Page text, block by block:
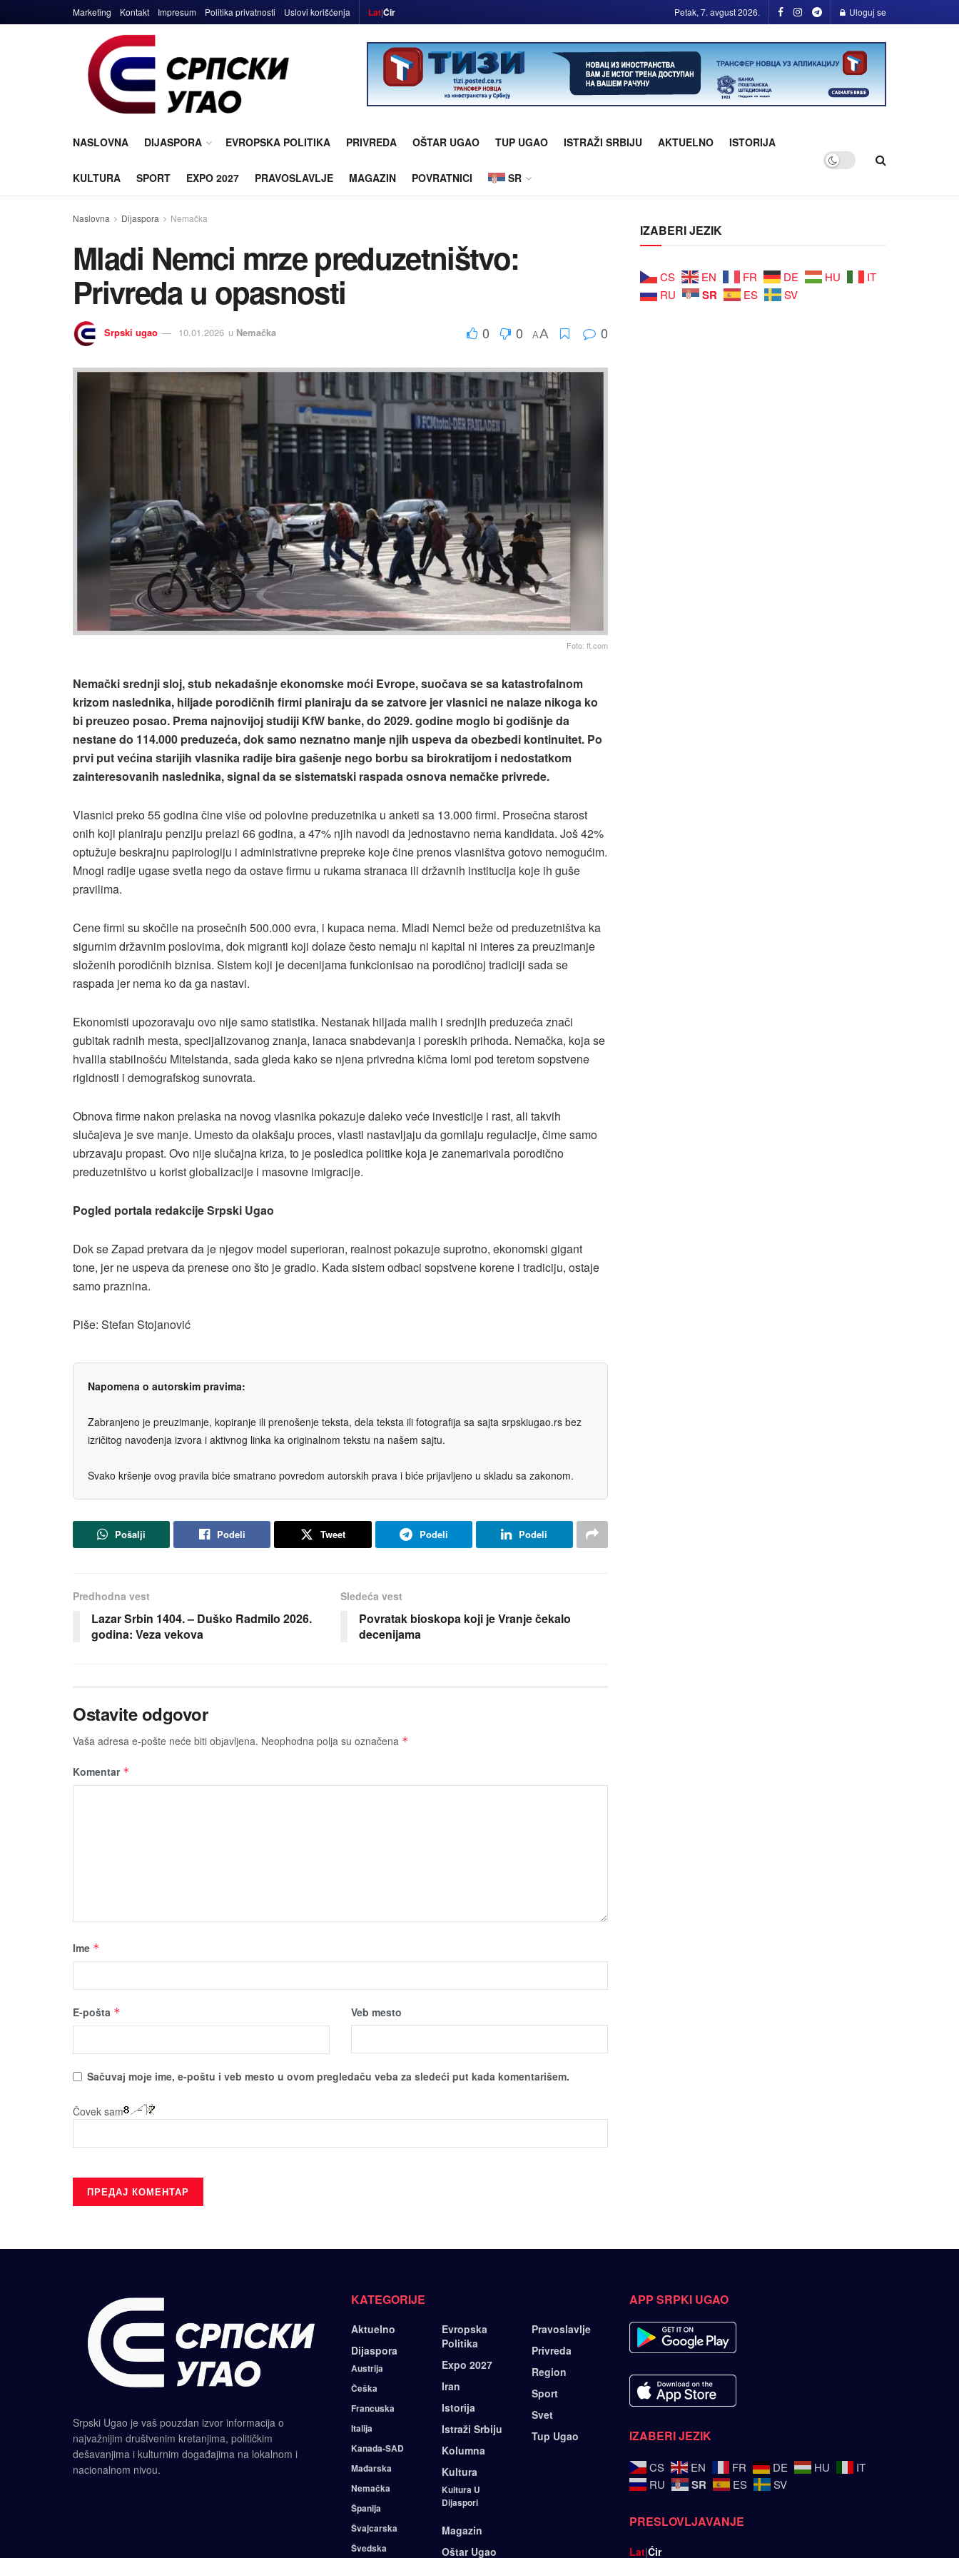
Marketing Kontakt Impresum Politika privatnosti Uslovi korišćenja Lat|Ćir Petak, 7. avgust 2026. Uloguj se
NASLOVNA DIJASPORA EVROPSKA POLITIKA PRIVREDA OŠTAR UGAO TUP UGAO ISTRAŽI SRBIJU AKTUELNO ISTORIJA
KULTURA SPORT EXPO 2027 PRAVOSLAVLJE MAGAZIN POVRATNICI SR
Naslovna Dijaspora Nemačka
Mladi Nemci mrze preduzetništvo:
Privreda u opasnosti
Srpski ugao 10.01.2026 u Nemačka 0 0 AA 0
Foto: ft.com
Nemački srednji sloj, stub nekadašnje ekonomske moći Evrope, suočava se sa katastrofalnom
krizom naslednika, hiljade porodičnih firmi planiraju da se zatvore jer vlasnici ne nalaze nikoga ko
bi preuzeo posao. Prema najnovijoj studiji KfW banke, do 2029. godine moglo bi godišnje da
nestane do 114.000 preduzeća, dok samo neznatno manje njih uspeva da obezbedi kontinuitet. Po
prvi put većina starijih vlasnika radije bira gašenje nego borbu sa birokratijom i nedostatkom
zainteresovanih naslednika, signal da se sistematski raspada osnova nemačke privrede.
Vlasnici preko 55 godina čine više od polovine preduzetnika u anketi sa 13.000 firmi. Prosečna starost
onih koji planiraju penziju prelazi 66 godina, a 47% njih navodi da jednostavno nema kandidata. Još 42%
optužuje beskrajnu papirologiju i administrativne prepreke koje čine prenos vlasništva gotovo nemogućim.
Mnogi radije ugase svetla nego da ostave firmu u rukama stranaca ili državnih institucija koje ih guše
pravilima.
Cene firmi su skočile na prosečnih 500.000 evra, i kupaca nema. Mladi Nemci beže od preduzetništva ka
sigurnim državnim poslovima, dok migranti koji dolaze često nemaju ni kapital ni interes za preuzimanje
složenih porodičnih biznisa. Sistem koji je decenijama funkcionisao na porodičnoj tradiciji sada se
raspada jer nema ko da ga nastavi.
Ekonomisti upozoravaju ovo nije samo statistika. Nestanak hiljada malih i srednjih preduzeća znači
gubitak radnih mesta, specijalizovanog znanja, lanaca snabdevanja i poreskih prihoda. Nemačka, koja se
hvalila stabilnošću Mitelstanda, sada gleda kako se njena privredna kičma lomi pod teretom sopstvene
rigidnosti i demografskog sunovrata.
Obnova firme nakon prelaska na novog vlasnika pokazuje daleko veće investicije i rast, ali takvih
slučajeva je sve manje. Umesto da olakšaju proces, vlasti nastavljaju da gomilaju regulacije, čime samo
ubrzavaju propast. Ovo nije slučajna kriza, to je posledica politike koja je zanemarivala porodično
preduzetništvo u korist globalizacije i masovne imigracije.
Pogled portala redakcije Srpski Ugao
Dok se Zapad pretvara da je njegov model superioran, realnost pokazuje suprotno, ekonomski gigant
tone, jer ne uspeva da prenese ono što je gradio. Kada sistem odbaci sopstvene korene i tradiciju, ostaje
samo praznina.
Piše: Stefan Stojanović
Napomena o autorskim pravima:
Zabranjeno je preuzimanje, kopiranje ili prenošenje teksta, dela teksta ili fotografija sa sajta srpskiugao.rs bez
izričitog navođenja izvora i aktivnog linka ka originalnom tekstu na našem sajtu.
Svako kršenje ovog pravila biće smatrano povredom autorskih prava i biće prijavljeno u skladu sa zakonom.
Pošalji Podeli Tweet Podeli Podeli
Predhodna vest
Lazar Srbin 1404. – Duško Radmilo 2026.
godina: Veza vekova
Sledeća vest
Povratak bioskopa koji je Vranje čekalo
decenijama
Ostavite odgovor
Vaša adresa e-pošte neće biti obјavljena. Neophodna polja su označena *
Komentar *
Ime *
E-pošta * Veb mesto
Sačuvaј moјe ime, e-poštu i veb mesto u ovom pregledaču veba za sledeći put kada komentarišem.
Čovek sam
IZABERI JEZIK
CS EN FR DE HU
IT
RU
SR ES SV
Srpski Ugao je vaš pouzdan izvor informacija o
najvažnijim društvenim kretanjima, političkim
dešavanjima i kulturnim događajima na lokalnom i
nacionalnom nivou.
KATEGORIJE
Aktuelno
Dijaspora
Austrija
Češka
Francuska
Italija
Kanada-SAD
Mađarska
Nemačka
Španija
Švajcarska
Švedska
Evropska
Politika
Expo 2027
Iran
Istorija
Istraži Srbiju
Kolumna
Kultura
Kultura U
Dijaspori
Magazin
Oštar Ugao
Pravoslavlje
Privreda
Region
Sport
Svet
Tup Ugao
APP SRPKI UGAO
IZABERI JEZIK
CS EN FR DE HU
IT
RU
SR ES SV
PRESLOVLJAVANJE
Lat|Ćir